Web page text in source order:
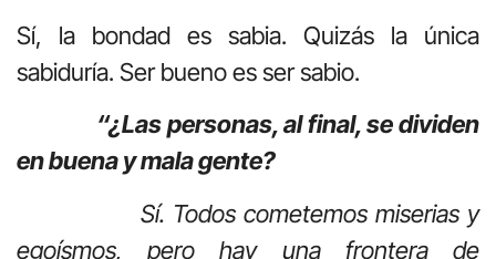
Sí, la bondad es sabia. Quizás la única
sabiduría. Ser bueno es ser sabio.
“¿Las personas, al final, se dividen
en buena y mala gente?
Sí. Todos cometemos miserias y
egoísmos, pero hay una frontera de